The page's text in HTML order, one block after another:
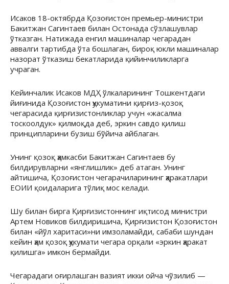
Исаков 18-октябрда Қозоғистон премьер-министри
Бакитжан Сагинтаев билан Остонада сўзлашувлар
ўтказган. Натижада енгил машиналар чегарадан
аввалги тартибда ўта бошлаган, бироқ юкли машиналар
назорат ўтказиш бекатларида қийинчиликларга
учраган.
Кейинчалик Исаков МДҲ ўлкаларининг Тошкентдаги
йиғинида Қозоғистон ҳукуматини қирғиз-қозоқ
чегарасида қирғизистонликлар учун «жасалма
тоскоолдук» қилмоқда деб, эркин савдо қилиш
принципларини бузиш бўйича айблаган.
Унинг қозоқ ҳамкасби Бакитжан Сагинтаев бу
билдирувларни «янглишлик» деб атаган. Унинг
айтишича, Қозоғистон чегарачиларининг ҳаракатлари
ЕОИИ қоидаларига тўлиқ мос келади.
Шу билан бирга Қирғизистоннинг иқтисод министри
Артем Новиков билдиришича, Қирғизистон Қозоғистон
билан «йўл харитаси»ни имзоламайди, сабаби шундан
кейин ҳам қозоқ ҳукумати чегара орқали «эркин ҳаракат
қилишга» имкон бермайди.
Чегарадаги оғирлашган вазият икки ойча чўзилиб —